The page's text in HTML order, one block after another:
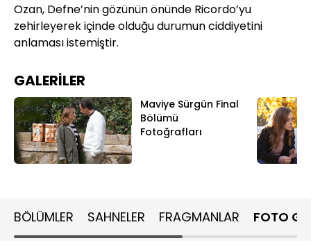
Ozan, Defne’nin gözünün önünde Ricordo’yu
zehirleyerek içinde olduğu durumun ciddiyetini
anlaması istemiştir.
GALERİLER
Maviye Sürgün Final
Bölümü
Fotoğrafları
BÖLÜMLER SAHNELER FRAGMANLAR FOTO